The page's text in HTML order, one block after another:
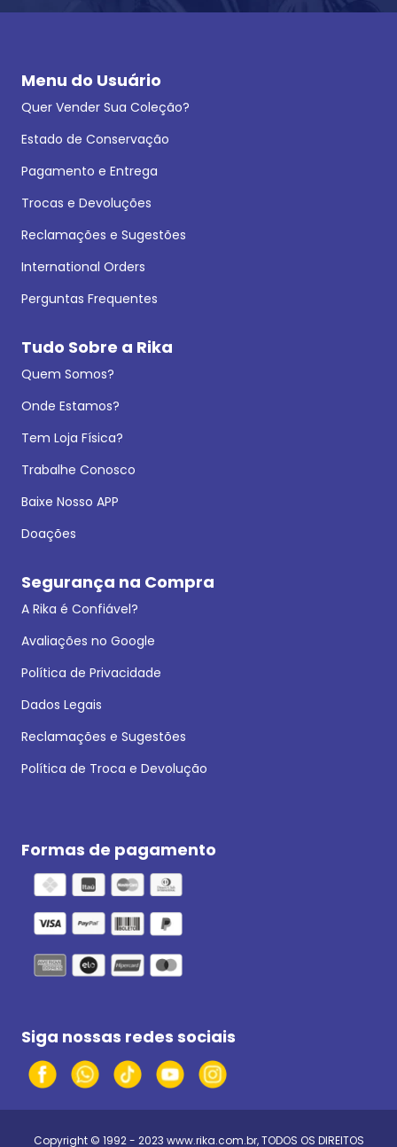
Menu do Usuário
Quer Vender Sua Coleção?
Estado de Conservação
Pagamento e Entrega
Trocas e Devoluções
Reclamações e Sugestões
International Orders
Perguntas Frequentes
Tudo Sobre a Rika
Quem Somos?
Onde Estamos?
Tem Loja Física?
Trabalhe Conosco
Baixe Nosso APP
Doações
Segurança na Compra
A Rika é Confiável?
Avaliações no Google
Política de Privacidade
Dados Legais
Reclamações e Sugestões
Política de Troca e Devolução
Formas de pagamento
Siga nossas redes sociais
Copyright © 1992 - 2023 www.rika.com.br, TODOS OS DIREITOS